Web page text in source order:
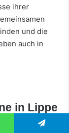
ihrer
und die
auch in
in Lippe